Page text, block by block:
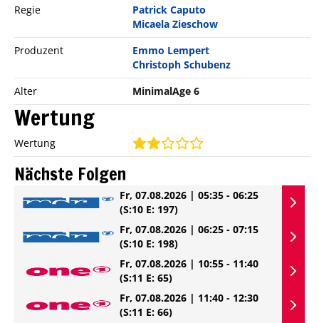
Regie
Patrick Caputo
Micaela Zieschow
Produzent
Emmo Lempert
Christoph Schubenz
Alter
MinimalAge 6
Wertung
Wertung
Nächste Folgen
Fr, 07.08.2026 | 05:35 - 06:25
(S:10 E: 197)
Fr, 07.08.2026 | 06:25 - 07:15
(S:10 E: 198)
Fr, 07.08.2026 | 10:55 - 11:40
(S:11 E: 65)
Fr, 07.08.2026 | 11:40 - 12:30
(S:11 E: 66)